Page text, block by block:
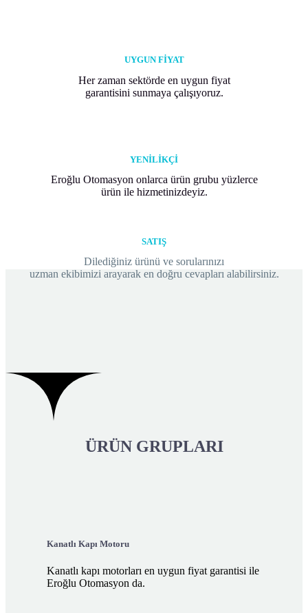
UYGUN FİYAT
Her zaman sektörde en uygun fiyat
garantisini sunmaya çalışıyoruz.
YENİLİKÇİ
Eroğlu Otomasyon onlarca ürün grubu yüzlerce
ürün ile hizmetinizdeyiz.
SATIŞ
Dilediğiniz ürünü ve sorularınızı
uzman ekibimizi arayarak en doğru cevapları alabilirsiniz.
ÜRÜN GRUPLARI
Kanatlı Kapı Motoru
Kanatlı kapı motorları en uygun fiyat garantisi ile
Eroğlu Otomasyon da.